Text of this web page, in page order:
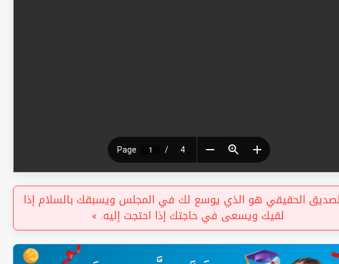
الحقيقي هو الذي يوسع لك في المجلس ويسبقك بالسلام إذا
لقيك ويسعى في حاجتك إذا احتجت إليه. »